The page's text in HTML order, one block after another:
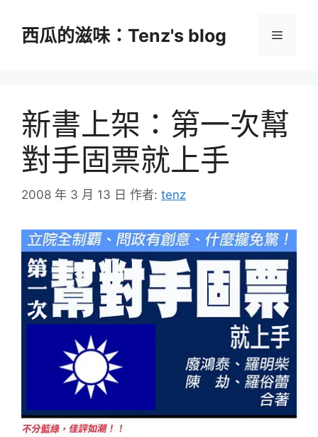
西瓜的滋味：Tenz's blog 選
新書上架：第一次幫
對手固票就上手
2008 年 3 月 13 日 作者: tenz